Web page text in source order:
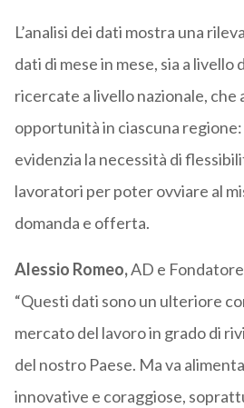
L’analisi dei dati mostra una
dati di mese in mese, sia a
ricercate a livello nazionale, che
opportunità in ciascuna
evidenzia la necessità di
lavoratori per poter ovviare al
domanda e offerta.
Alessio Romeo,AD e
“Questi dati sono un ulteriore
mercato del lavoro in grado di
del nostro Paese. Ma va
innovative e coraggiose,